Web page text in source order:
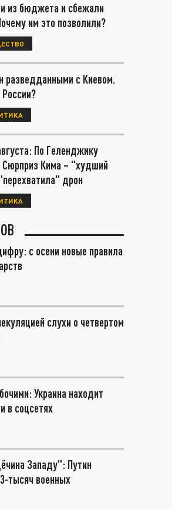
из бюджета и сбежали
им это позволили?
разведданными с Киевом.
По Геленджику
Кима – "худший
дрон
с осени новые правила
слухи о четвертом
Украина находит
в соцсетях
Западу": Путин
тысяч военных